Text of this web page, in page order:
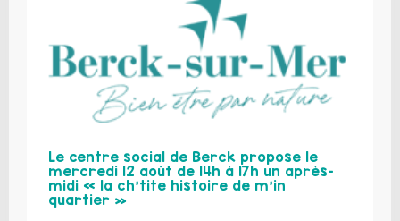
Le centre social de Berck propose le
mercredi 12 août de 14h à 17h un après-
midi « la ch’tite histoire de m’in
quartier »